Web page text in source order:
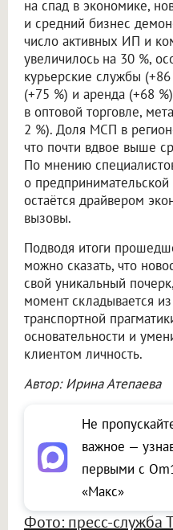
на спад в экономике,
и средний бизнес
число активных ИП и
увеличилось на 30 %,
курьерские службы
(+75 %) и аренда (+68
в оптовой торговле,
2 %). Доля МСП в
что почти вдвое выше
По мнению
о предпринимательской
остаётся драйвером
вызовы.
Подводя итоги
можно сказать, что
свой уникальный
момент складывается
транспортной
основательности и
клиентом личность.
Автор: Ирина Атепаева
Не
важное —
первыми с
«Макс»
Фото: пресс-служба